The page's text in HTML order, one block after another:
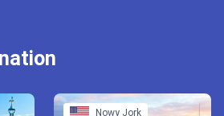
Nowy Jork